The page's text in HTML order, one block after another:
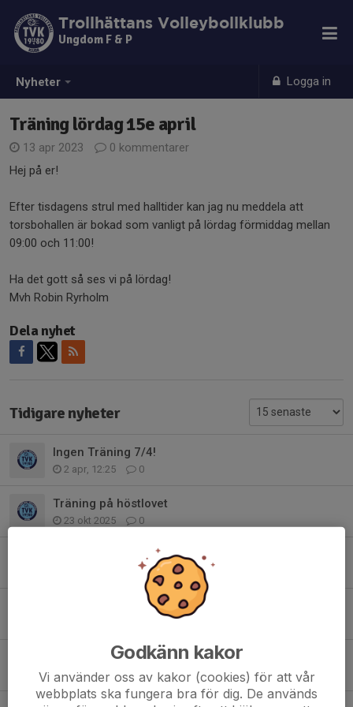
Nyheter Logga in
Trollhättans Volleybollklubb
Ungdom F & P
Träning lördag 15e april
13 apr 2023
0 kommentarer
Hej på er!
Efter tisdagens strul med halltider kan jag nu meddela att
torsbohallen är bokad som vanligt på lördag förmiddag mellan
09:00 och 11:00!
Ha det gott så ses vi på lördag!
Mvh Robin Ryrholm
Dela nyhet
Tidigare nyheter
Ingen Träning 7/4!
2 apr, 12:25 0
Träning på höstlovet
23 okt 2025 0
Sista kidsträningen för säsongen 24/25
0
Vi har träning på sportlovet 🥳🥳
Goooooooooooooooo Jul!
25 dec 2024 1
Godkänn kakor
Vi använder oss av kakor (cookies) för att vår
webbplats ska fungera bra för dig. De används